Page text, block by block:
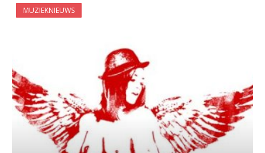
MUZIEKNIEUWS